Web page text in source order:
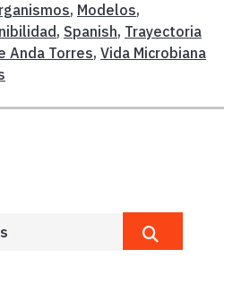
, Modelos,
, Spanish, Trayectoria
Anda Torres, Vida Microbiana